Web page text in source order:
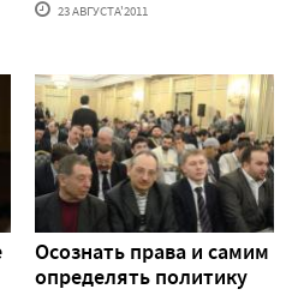
23 АВГУСТА'2011
Осознать права и самим
определять политику